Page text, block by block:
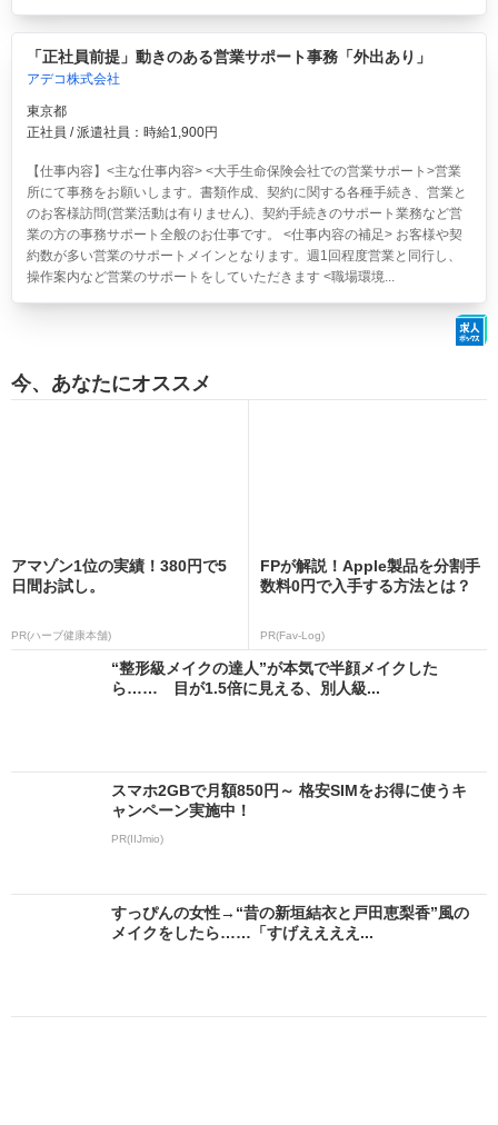
「正社員前提」動きのある営業サポート事務「外出あり」
アデコ株式会社
東京都
正社員 / 派遣社員：時給1,900円
【仕事内容】<主な仕事内容> <大手生命保険会社での営業サポート>営業
所にて事務をお願いします。書類作成、契約に関する各種手続き、営業と
のお客様訪問(営業活動は有りません)、契約手続きのサポート業務など営
業の方の事務サポート全般のお仕事です。 <仕事内容の補足> お客様や契
約数が多い営業のサポートメインとなります。週1回程度営業と同行し、
操作案内など営業のサポートをしていただきます <職場環境...
今、あなたにオススメ
アマゾン1位の実績！380円で5
日間お試し。
PR(ハーブ健康本舗)
FPが解説！Apple製品を分割手
数料0円で入手する方法とは？
PR(Fav-Log)
“整形級メイクの達人”が本気で半顔メイクした
ら…… 目が1.5倍に見える、別人級...
スマホ2GBで月額850円～ 格安SIMをお得に使うキ
ャンペーン実施中！
PR(IIJmio)
すっぴんの女性→“昔の新垣結衣と戸田恵梨香”風の
メイクをしたら……「すげええええ...